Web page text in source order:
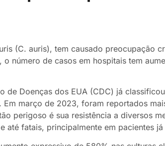
(C. auris), tem causado preocupação
o número de casos em hospitais tem
de Doenças dos EUA (CDC) já
Em março de 2023, foram reportados
perigoso é sua resistência a diversos
até fatais, principalmente em pacientes